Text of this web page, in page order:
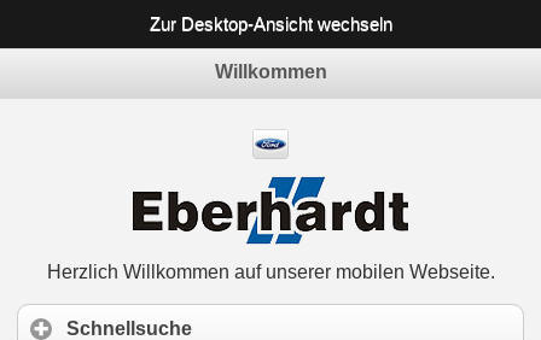
Zur Desktop-Ansicht wechseln
Willkommen
Herzlich Willkommen auf unserer mobilen Webseite.
Schnellsuche